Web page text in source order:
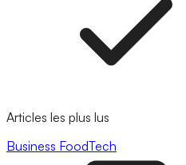
Articles les plus lus
Business FoodTech